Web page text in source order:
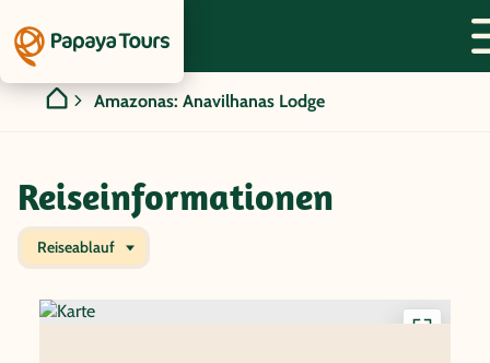
Amazonas: Anavilhanas Lodge
Reiseinformationen
Reiseablauf